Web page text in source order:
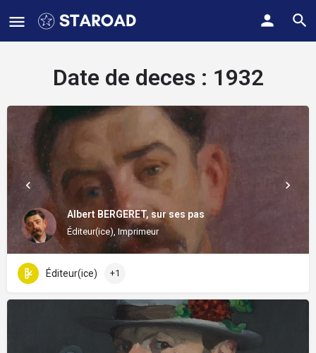
Date de deces : 1932
Albert BERGERET, sur ses pas
Éditeur(ice), Imprimeur
Éditeur(ice) +1